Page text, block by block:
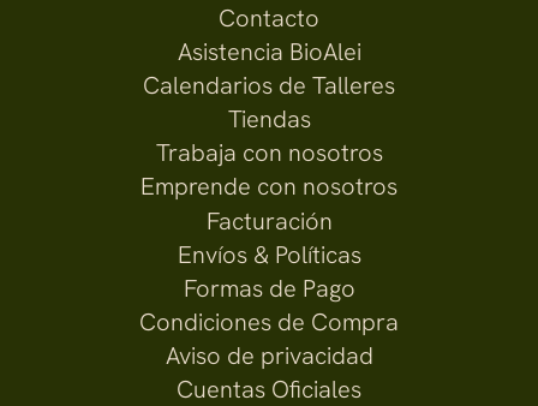
Contacto
Asistencia BioAlei
Calendarios de Talleres
Tiendas
Trabaja con nosotros
Emprende con nosotros
Facturación
Envíos & Políticas
Formas de Pago
Condiciones de Compra
Aviso de privacidad
Cuentas Oficiales